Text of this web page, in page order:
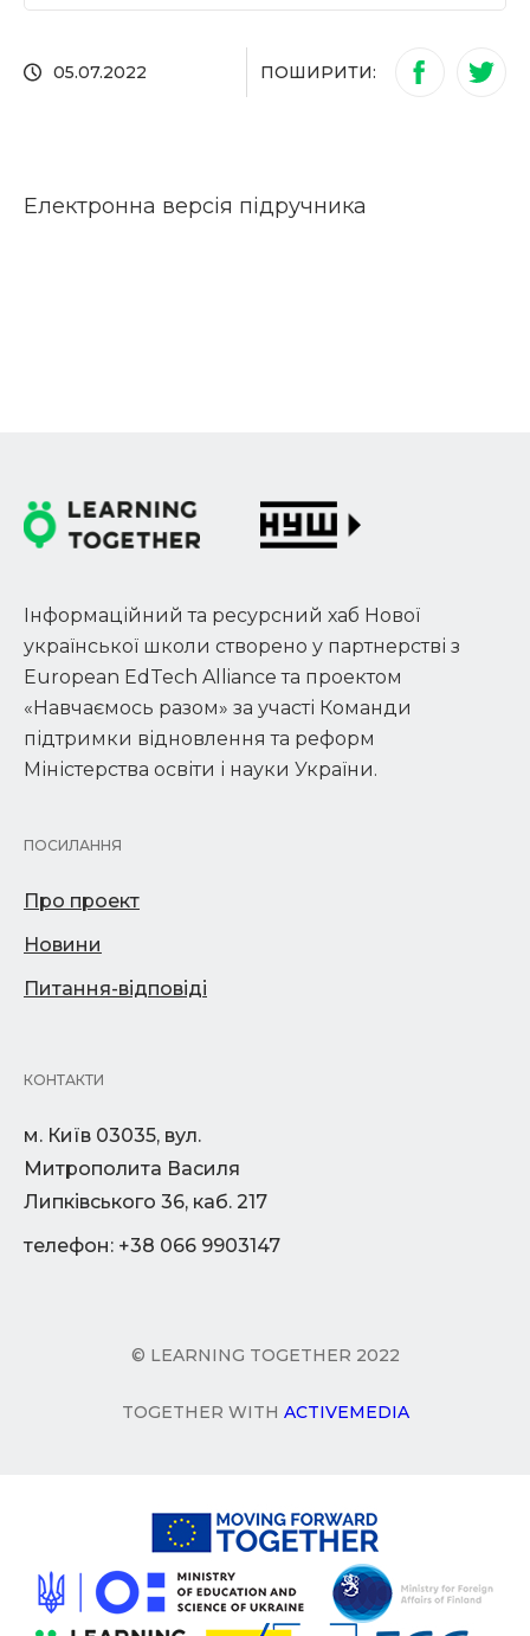
05.07.2022 ПОШИРИТИ:
Електронна версія підручника
Інформаційний та ресурсний хаб Нової
української школи створено у партнерстві з
European EdTech Alliance та проектом
«Навчаємось разом» за участі Команди
підтримки відновлення та реформ
Міністерства освіти і науки України.
ПОСИЛАННЯ
Про проект
Новини
Питання-відповіді
КОНТАКТИ
м. Київ 03035, вул.
Митрополита Василя
Липківського 36, каб. 217
телефон: +38 066 9903147
© LEARNING TOGETHER 2022
TOGETHER WITH ACTIVEMEDIA